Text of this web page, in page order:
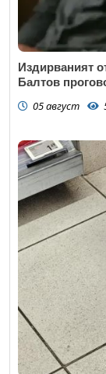
Издирваният
Балтов
05 август